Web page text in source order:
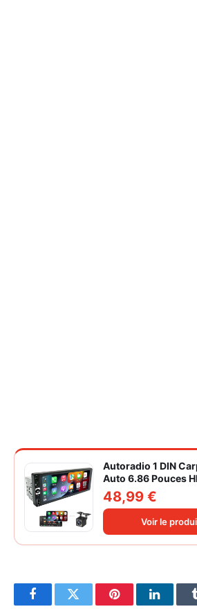
Autoradio 1 DIN
Auto 6.86 Pouces
Poste Radio Voiture
Miroir iOS/Android/
Autoradio Bluetooth
48,99 €
Voir le
FacebookTwitter Pinterest